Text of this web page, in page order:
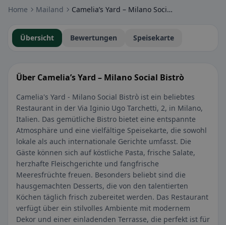
Home Mailand Camelia’s Yard – Milano Social Bistrò
Übersicht Bewertungen Speisekarte
Über Camelia’s Yard – Milano Social Bistrò
Camelia's Yard - Milano Social Bistrò ist ein beliebtes
Restaurant in der Via Iginio Ugo Tarchetti, 2, in Milano,
Italien. Das gemütliche Bistro bietet eine entspannte
Atmosphäre und eine vielfältige Speisekarte, die sowohl
lokale als auch internationale Gerichte umfasst. Die
Gäste können sich auf köstliche Pasta, frische Salate,
herzhafte Fleischgerichte und fangfrische
Meeresfrüchte freuen. Besonders beliebt sind die
hausgemachten Desserts, die von den talentierten
Köchen täglich frisch zubereitet werden. Das Restaurant
verfügt über ein stilvolles Ambiente mit modernem
Dekor und einer einladenden Terrasse, die perfekt ist für